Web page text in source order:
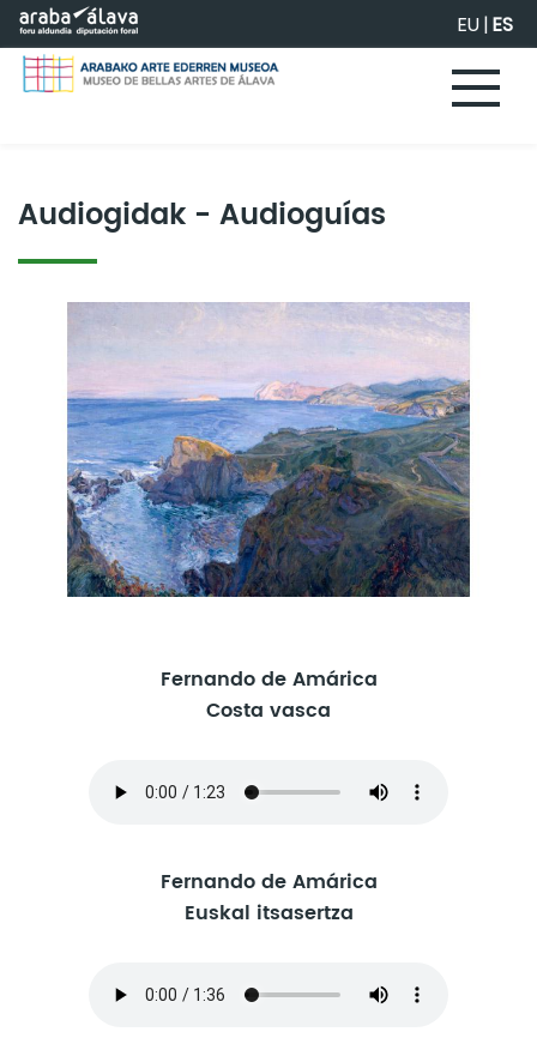
Saltar al contenido principal EU|ES
Audiogidak - Audioguías
Fernando de Amárica
Costa vasca
Fernando de Amárica
Euskal itsasertza